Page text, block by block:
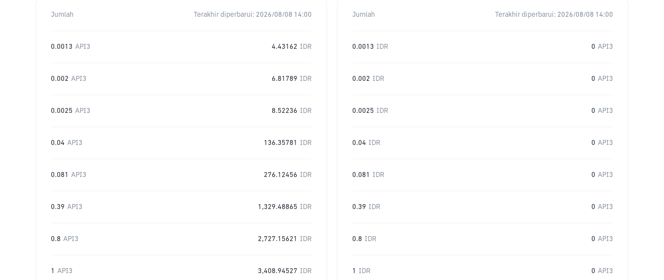
Jumlah Terakhir diperbarui: 2026/08/08 14:00
0.0013 API3 4.43162 IDR
0.002 API3 6.81789 IDR
0.0025 API3 8.52236 IDR
0.04 API3 136.35781 IDR
0.081 API3 276.12456 IDR
0.39 API3 1,329.48865 IDR
0.8 API3 2,727.15621 IDR
1 API3 3,408.94527 IDR
Jumlah Terakhir diperbarui: 2026/08/08 14:00
0.0013 IDR 0 API3
0.002 IDR 0 API3
0.0025 IDR 0 API3
0.04 IDR 0 API3
0.081 IDR 0 API3
0.39 IDR 0 API3
0.8 IDR 0 API3
1 IDR 0 API3